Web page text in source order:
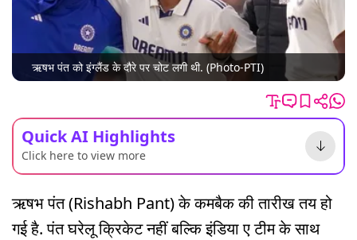
ऋषभ पंत को इंग्लैंड के दौरे पर चोट लगी थी. (Photo-PTI)
Quick AI Highlights
Click here to view more
ऋषभ पंत (Rishabh Pant) के कमबैक की तारीख तय हो
गई है. पंत घरेलू क्रिकेट नहीं बल्कि इंडिया ए टीम के साथ